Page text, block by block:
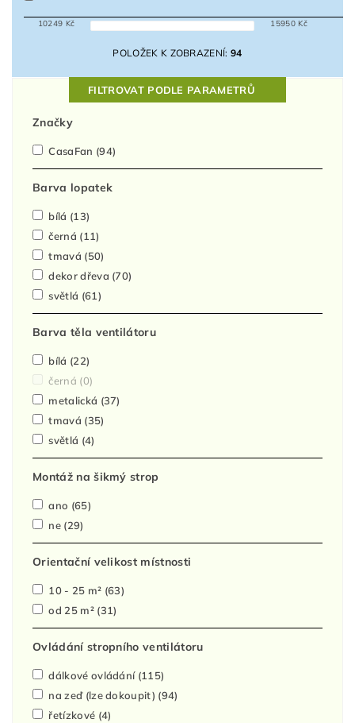
10249 Kč 15950Kč
POLOŽEK K ZOBRAZENÍ:94
FILTROVAT PODLE PARAMETRŮ
Značky
CasaFan (94)
Barva lopatek
bílá (13)
černá (11)
tmavá (50)
dekor dřeva (70)
světlá (61)
Barva těla ventilátoru
bílá (22)
černá (0)
metalická (37)
tmavá (35)
světlá (4)
Montáž na šikmý strop
ano (65)
ne (29)
Orientační velikost místnosti
10 - 25 m² (63)
od 25 m² (31)
Ovládání stropního ventilátoru
dálkové ovládání (115)
na zeď (lze dokoupit) (94)
řetízkové (4)